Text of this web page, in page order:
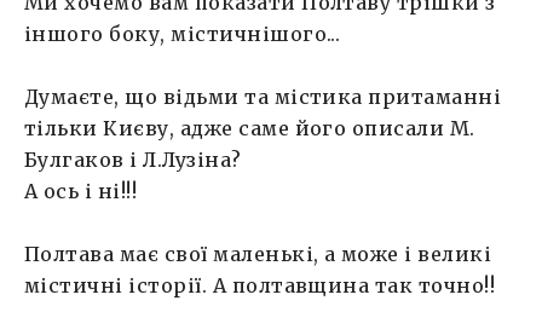
іншого боку, містичнішого...
Думаєте, що відьми та містика притаманні
тільки Києву, адже саме його описали М.
Булгаков і Л.Лузіна?
А ось і ні!!!
Полтава має свої маленькі, а може і великі
містичні історії. А полтавщина так точно!!